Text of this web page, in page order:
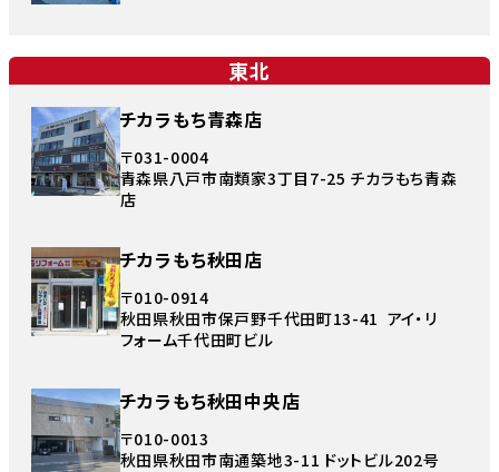
東北
チカラもち青森店
〒031-0004
青森県八戸市南類家3丁目7-25 チカラもち青森
店
チカラもち秋田店
〒010-0914
秋田県秋田市保戸野千代田町13-41 アイ・リ
フォーム千代田町ビル
チカラもち秋田中央店
〒010-0013
秋田県秋田市南通築地3-11 ドットビル202号